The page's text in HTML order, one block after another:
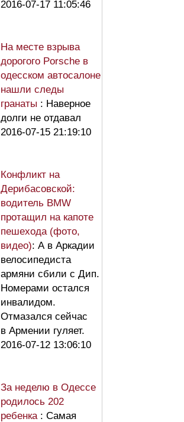
2016-07-17 11:05:46
На месте взрыва
дорогого Porsche в
одесском автосалоне
нашли следы
гранаты : Наверное
долги не отдавал
2016-07-15 21:19:10
Конфликт на
Дерибасовской:
водитель BMW
протащил на капоте
пешехода (фото,
видео): А в Аркадии
велосипедиста
армяни сбили с Дип.
Номерами остался
инвалидом.
Отмазался сейчас
в Армении гуляет.
2016-07-12 13:06:10
За неделю в Одессе
родилось 202
ребенка : Самая